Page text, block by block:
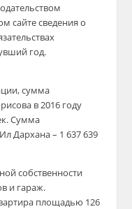
сайте сведения о
год.
сумма
в 2016 году
Сумма
Дархана – 1 637 639
собственности
и гараж.
площадью 126